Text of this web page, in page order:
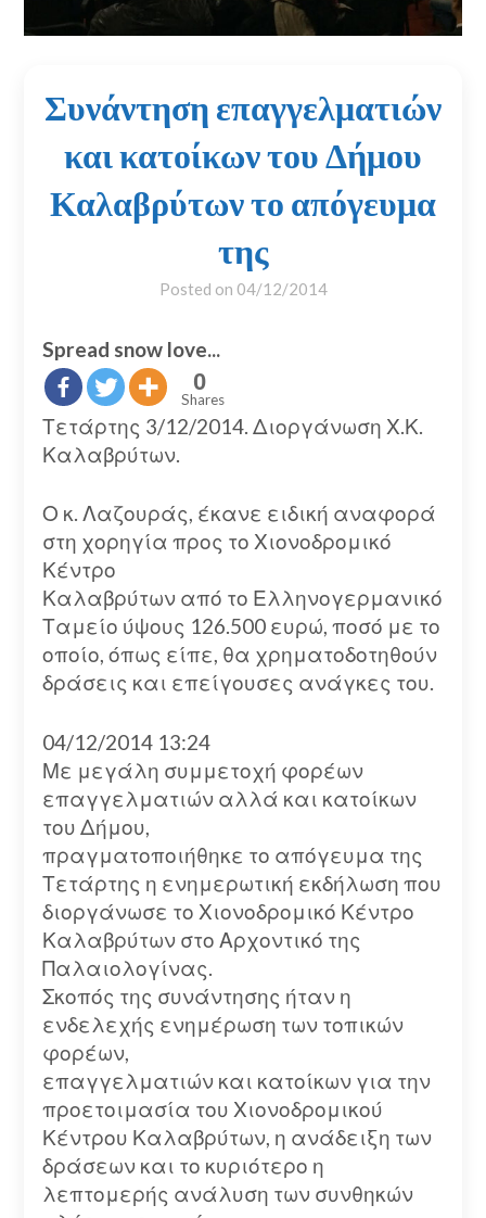
Συνάντηση επαγγελματιών
και κατοίκων του Δήμου
Καλαβρύτων το απόγευμα
της
Posted on 04/12/2014
Spread snow love...
0
Shares
Τετάρτης 3/12/2014. Διοργάνωση Χ.Κ.
Καλαβρύτων.
Ο κ. Λαζουράς, έκανε ειδική αναφορά
στη χορηγία προς το Χιονοδρομικό
Κέντρο
Καλαβρύτων από το Ελληνογερμανικό
Ταμείο ύψους 126.500 ευρώ, ποσό με το
οποίο, όπως είπε, θα χρηματοδοτηθούν
δράσεις και επείγουσες ανάγκες του.
04/12/2014 13:24
Με μεγάλη συμμετοχή φορέων
επαγγελματιών αλλά και κατοίκων
του Δήμου,
πραγματοποιήθηκε το απόγευμα της
Τετάρτης η ενημερωτική εκδήλωση που
διοργάνωσε το Χιονοδρομικό Κέντρο
Καλαβρύτων στο Αρχοντικό της
Παλαιολογίνας.
Σκοπός της συνάντησης ήταν η
ενδελεχής ενημέρωση των τοπικών
φορέων,
επαγγελματιών και κατοίκων για την
προετοιμασία του Χιονοδρομικού
Κέντρου Καλαβρύτων, η ανάδειξη των
δράσεων και το κυριότερο η
λεπτομερής ανάλυση των συνθηκών